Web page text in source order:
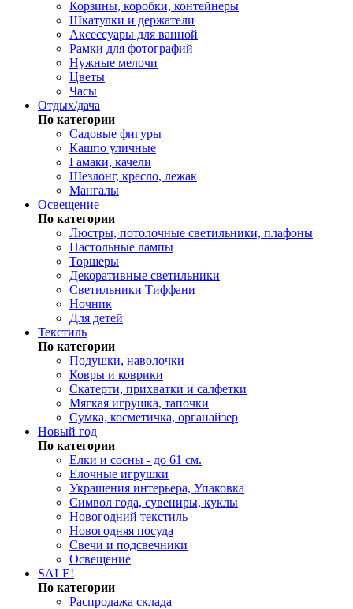
Корзины, коробки, контейнеры
Шкатулки и держатели
Аксессуары для ванной
Рамки для фотографий
Нужные мелочи
Цветы
Часы
Отдых/дача
По категории
Садовые фигуры
Кашпо уличные
Гамаки, качели
Шезлонг, кресло, лежак
Мангалы
Освещение
По категории
Люстры, потолочные светильники, плафоны
Настольные лампы
Торшеры
Декоративные светильники
Светильники Тиффани
Ночник
Для детей
Текстиль
По категории
Подушки, наволочки
Ковры и коврики
Скатерти, прихватки и салфетки
Мягкая игрушка, тапочки
Сумка, косметичка, органайзер
Новый год
По категории
Елки и сосны - до 61 см.
Елочные игрушки
Украшения интерьера, Упаковка
Символ года, сувениры, куклы
Новогодний текстиль
Новогодняя посуда
Свечи и подсвечники
Освещение
SALE!
По категории
Распродажа склада